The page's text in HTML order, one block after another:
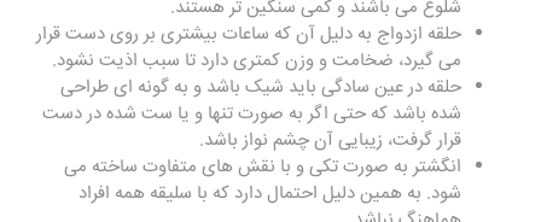
شلوغ می باشند و کمی سنگین تر هستند.
حلقه ازدواج به دلیل آن که ساعات بیشتری بر روی دست قرار
می‌ گیرد، ضخامت و وزن کمتری دارد تا سبب اذیت نشود.
حلقه در عین سادگی باید شیک باشد و به گونه ای طراحی
شده باشد که حتی اگر به صورت تنها و یا ست شده در دست
قرار گرفت، زیبایی آن چشم نواز باشد.
انگشتر به صورت تکی و با نقش ‌های متفاوت ساخته می‌
شود. به همین دلیل احتمال دارد که با سلیقه همه افراد